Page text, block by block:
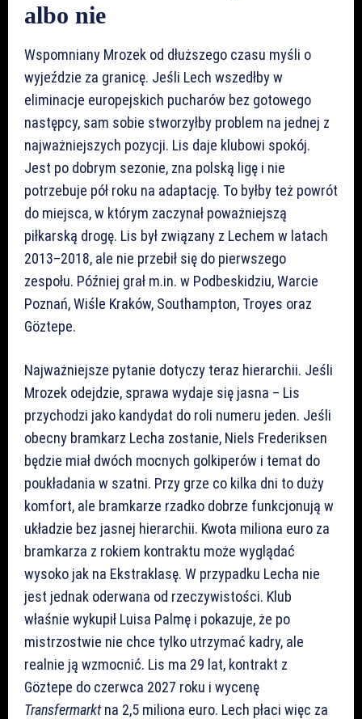
albo nie
Wspomniany Mrozek od dłuższego czasu myśli o
wyjeździe za granicę. Jeśli Lech wszedłby w
eliminacje europejskich pucharów bez gotowego
następcy, sam sobie stworzyłby problem na jednej z
najważniejszych pozycji. Lis daje klubowi spokój.
Jest po dobrym sezonie, zna polską ligę i nie
potrzebuje pół roku na adaptację. To byłby też powrót
do miejsca, w którym zaczynał poważniejszą
piłkarską drogę. Lis był związany z Lechem w latach
2013–2018, ale nie przebił się do pierwszego
zespołu. Później grał m.in. w Podbeskidziu, Warcie
Poznań, Wiśle Kraków, Southampton, Troyes oraz
Göztepe.
Najważniejsze pytanie dotyczy teraz hierarchii. Jeśli
Mrozek odejdzie, sprawa wydaje się jasna – Lis
przychodzi jako kandydat do roli numeru jeden. Jeśli
obecny bramkarz Lecha zostanie, Niels Frederiksen
będzie miał dwóch mocnych golkiperów i temat do
poukładania w szatni. Przy grze co kilka dni to duży
komfort, ale bramkarze rzadko dobrze funkcjonują w
układzie bez jasnej hierarchii. Kwota miliona euro za
bramkarza z rokiem kontraktu może wyglądać
wysoko jak na Ekstraklasę. W przypadku Lecha nie
jest jednak oderwana od rzeczywistości. Klub
właśnie wykupił Luisa Palmę i pokazuje, że po
mistrzostwie nie chce tylko utrzymać kadry, ale
realnie ją wzmocnić. Lis ma 29 lat, kontrakt z
Göztepe do czerwca 2027 roku i wycenę
Transfermarktna 2,5 miliona euro. Lech płaci więc za